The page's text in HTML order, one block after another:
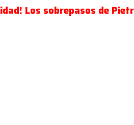
Los sobrepasos de